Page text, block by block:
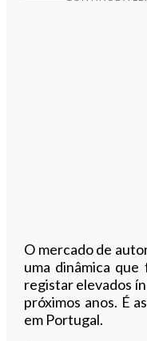
O mercado de
uma dinâmica
registar elevados
próximos anos. É
em Portugal.